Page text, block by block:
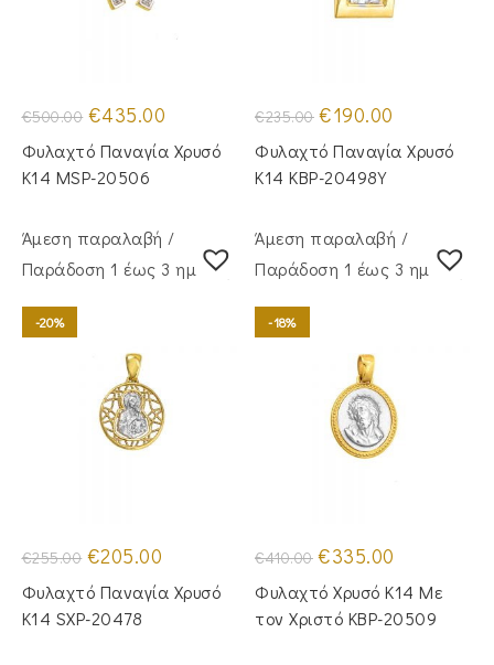
€500.00 Original
price
was:
€500.00.
€435.00
τιμή
είναι:
Φυλαχτό Παναγία Χρυσό
Κ14 MSP-20506
€235.00 Original
price
was:
€235.00.
€190.00
τιμή
είναι:
Φυλαχτό Παναγία Χρυσό
Κ14 KBP-20498Y
Άμεση παραλαβή /
Παράδoση 1 έως 3 ημέρες
-20%
€255.00 Original
price
was:
€255.00.
€205.00
τιμή
είναι:
Φυλαχτό Παναγία Χρυσό
Κ14 SXP-20478
Άμεση παραλαβή /
Παράδoση 1 έως 3 ημέρες
-18%
€410.00 Original
price
was:
€410.00.
€335.00
τιμή
είναι:
€335.00.
Φυλαχτό Χρυσό Κ14 Με
τον Χριστό KBP-20509